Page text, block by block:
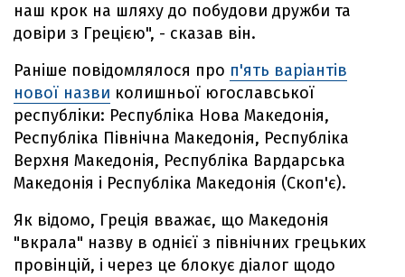
наш крок на шляху до побудови дружби та
довіри з Грецією", - сказав він.
Раніше повідомлялося про п'ять варіантів
нової назви колишньої югославської
республіки: Республіка Нова Македонія,
Республіка Північна Македонія, Республіка
Верхня Македонія, Республіка Вардарська
Македонія і Республіка Македонія (Скоп'є).
Як відомо, Греція вважає, що Македонія
"вкрала" назву в однієї з північних грецьких
провінцій, і через це блокує діалог щодо